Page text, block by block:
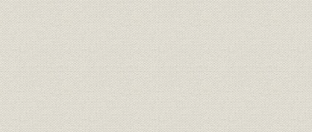
財務・業績 貸借対照表VI
昭和51年3
31日